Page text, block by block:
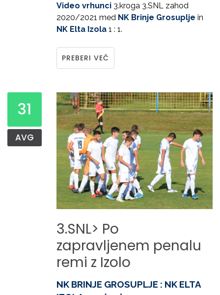
Video vrhunci 3.kroga 3.SNL zahod
2020/2021 med NK Brinje Grosuplje in
NK Elta Izola 1 : 1.
PREBERI VEČ
31
AVG
3.SNL> Po
zapravljenem penalu
remi z Izolo
NK BRINJE GROSUPLJE : NK ELTA